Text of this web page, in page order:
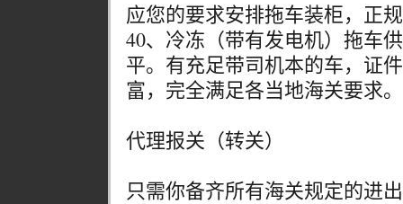
应您的要求安排拖车装柜，正
40、冷冻（带有发电机）拖车
平。有充足带司机本的车，证
富，完全满足各当地海关要求。
代理报关（转关）
只需你备齐所有海关规定的进